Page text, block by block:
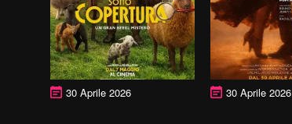
30 Aprile 2026 30 Aprile 2026